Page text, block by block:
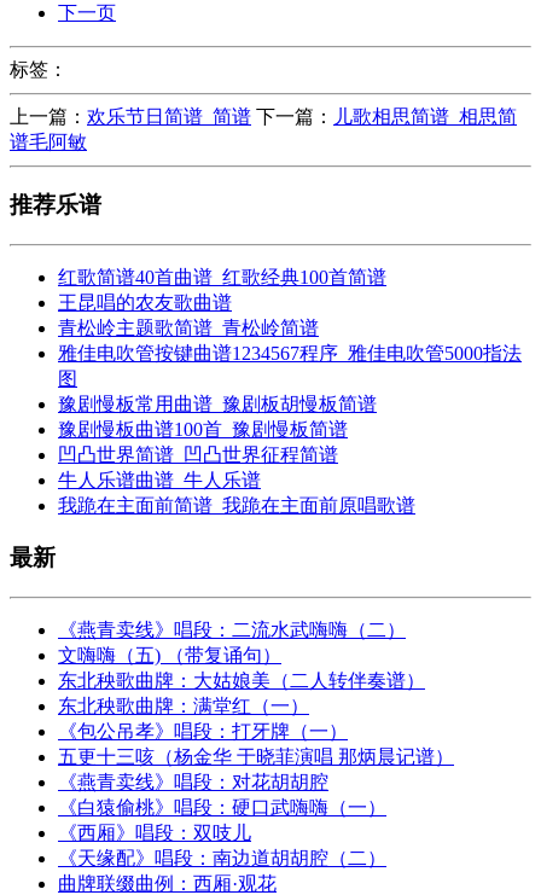
下一页
标签：
上一篇： 欢乐节日简谱_简谱 下一篇：
儿歌相思简谱_相思简
谱毛阿敏
推荐乐谱
红歌简谱40首曲谱_红歌经典100首简谱
王昆唱的农友歌曲谱
青松岭主题歌简谱_青松岭简谱
雅佳电吹管按键曲谱1234567程序_雅佳电吹管5000指法
图
豫剧慢板常用曲谱_豫剧板胡慢板简谱
豫剧慢板曲谱100首_豫剧慢板简谱
凹凸世界简谱_凹凸世界征程简谱
牛人乐谱曲谱_牛人乐谱
我跪在主面前简谱_我跪在主面前原唱歌谱
最新
《燕青卖线》唱段：二流水武嗨嗨（二）
文嗨嗨（五) （带复诵句）
东北秧歌曲牌：大姑娘美（二人转伴奏谱）
东北秧歌曲牌：满堂红（一）
《包公吊孝》唱段：打牙牌（一）
五更十三咳（杨金华 于晓菲演唱 那炳晨记谱）
《燕青卖线》唱段：对花胡胡腔
《白猿偷桃》唱段：硬口武嗨嗨（一）
《西厢》唱段：双吱儿
《天缘配》唱段：南边道胡胡腔（二）
曲牌联缀曲例：西厢·观花